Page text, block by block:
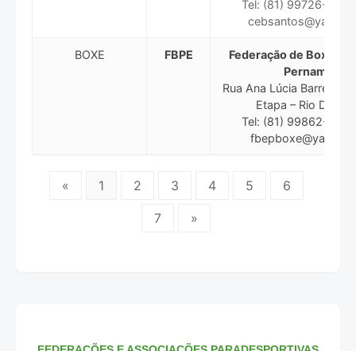
Tel: (81) 99726-
BOXE FBPE
Federação de Boxe do
Pernambuco
Rua Ana Lúcia Barreto
Etapa – Rio
Tel: (81) 99862-
« 1 2 3 4 5 6
7 »